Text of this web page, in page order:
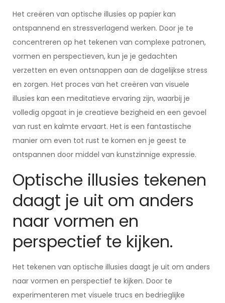
Het creëren van optische illusies op papier kan
ontspannend en stressverlagend werken. Door je te
concentreren op het tekenen van complexe patronen,
vormen en perspectieven, kun je je gedachten
verzetten en even ontsnappen aan de dagelijkse stress
en zorgen. Het proces van het creëren van visuele
illusies kan een meditatieve ervaring zijn, waarbij je
volledig opgaat in je creatieve bezigheid en een gevoel
van rust en kalmte ervaart. Het is een fantastische
manier om even tot rust te komen en je geest te
ontspannen door middel van kunstzinnige expressie.
Optische illusies tekenen
daagt je uit om anders
naar vormen en
perspectief te kijken.
Het tekenen van optische illusies daagt je uit om anders
naar vormen en perspectief te kijken. Door te
experimenteren met visuele trucs en bedrieglijke